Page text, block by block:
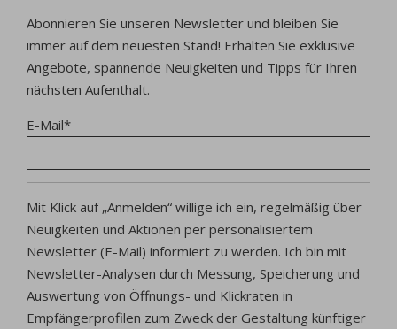
Abonnieren Sie unseren Newsletter und bleiben Sie
immer auf dem neuesten Stand! Erhalten Sie exklusive
Angebote, spannende Neuigkeiten und Tipps für Ihren
nächsten Aufenthalt.
E-Mail*
Mit Klick auf „Anmelden“ willige ich ein, regelmäßig über
Neuigkeiten und Aktionen per personalisiertem
Newsletter (E-Mail) informiert zu werden. Ich bin mit
Newsletter-Analysen durch Messung, Speicherung und
Auswertung von Öffnungs- und Klickraten in
Empfängerprofilen zum Zweck der Gestaltung künftiger